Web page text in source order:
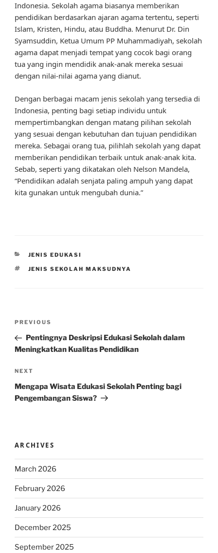
Indonesia. Sekolah agama biasanya memberikan
pendidikan berdasarkan ajaran agama tertentu, seperti
Islam, Kristen, Hindu, atau Buddha. Menurut Dr. Din
Syamsuddin, Ketua Umum PP Muhammadiyah, sekolah
agama dapat menjadi tempat yang cocok bagi orang
tua yang ingin mendidik anak-anak mereka sesuai
dengan nilai-nilai agama yang dianut.
Dengan berbagai macam jenis sekolah yang tersedia di
Indonesia, penting bagi setiap individu untuk
mempertimbangkan dengan matang pilihan sekolah
yang sesuai dengan kebutuhan dan tujuan pendidikan
mereka. Sebagai orang tua, pilihlah sekolah yang dapat
memberikan pendidikan terbaik untuk anak-anak kita.
Sebab, seperti yang dikatakan oleh Nelson Mandela,
“Pendidikan adalah senjata paling ampuh yang dapat
kita gunakan untuk mengubah dunia.”
CATEGORIES
JENIS EDUKASI
TAGS
JENIS SEKOLAH MAKSUDNYA
Previous
Post
PREVIOUS
Pentingnya Deskripsi Edukasi Sekolah dalam
Meningkatkan Kualitas Pendidikan
Next
Post
NEXT
Mengapa Wisata Edukasi Sekolah Penting bagi
Pengembangan Siswa?
ARCHIVES
March 2026
February 2026
January 2026
December 2025
September 2025